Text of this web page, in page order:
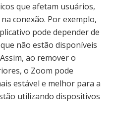
que afetam usuários,
conexão. Por exemplo,
pode depender de
não estão disponíveis
ao remover o
o Zoom pode
estável e melhor para a
utilizando dispositivos